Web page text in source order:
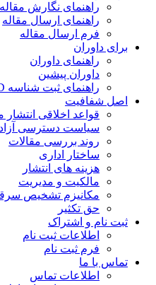
راهنمای نگارش مقاله
راهنمای ارسال مقاله
فرم ارسال مقاله
داوران
راهنمای داوران
داوران پیشین
راهنمای ثبت شناسه Researcher ID و ثبت داوری
شفافیت
قواعد اخلاقی انتشار مقالات
سیاست دسترسی آزاد
روند بررسی مقالات
ساختار اداری
هزینه های انتشار
مالکیت و مدیریت
ﻣﮑﺎﻧﯿﺰم ﺗﺸﺨﯿﺺ ﺳﺮﻗﺖ ﻋﻠﻤﯽ
حق تکثیر
نام و اشتراک
اطلاعات ثبت نام
فرم ثبت نام
با ما
اطلاعات تماس